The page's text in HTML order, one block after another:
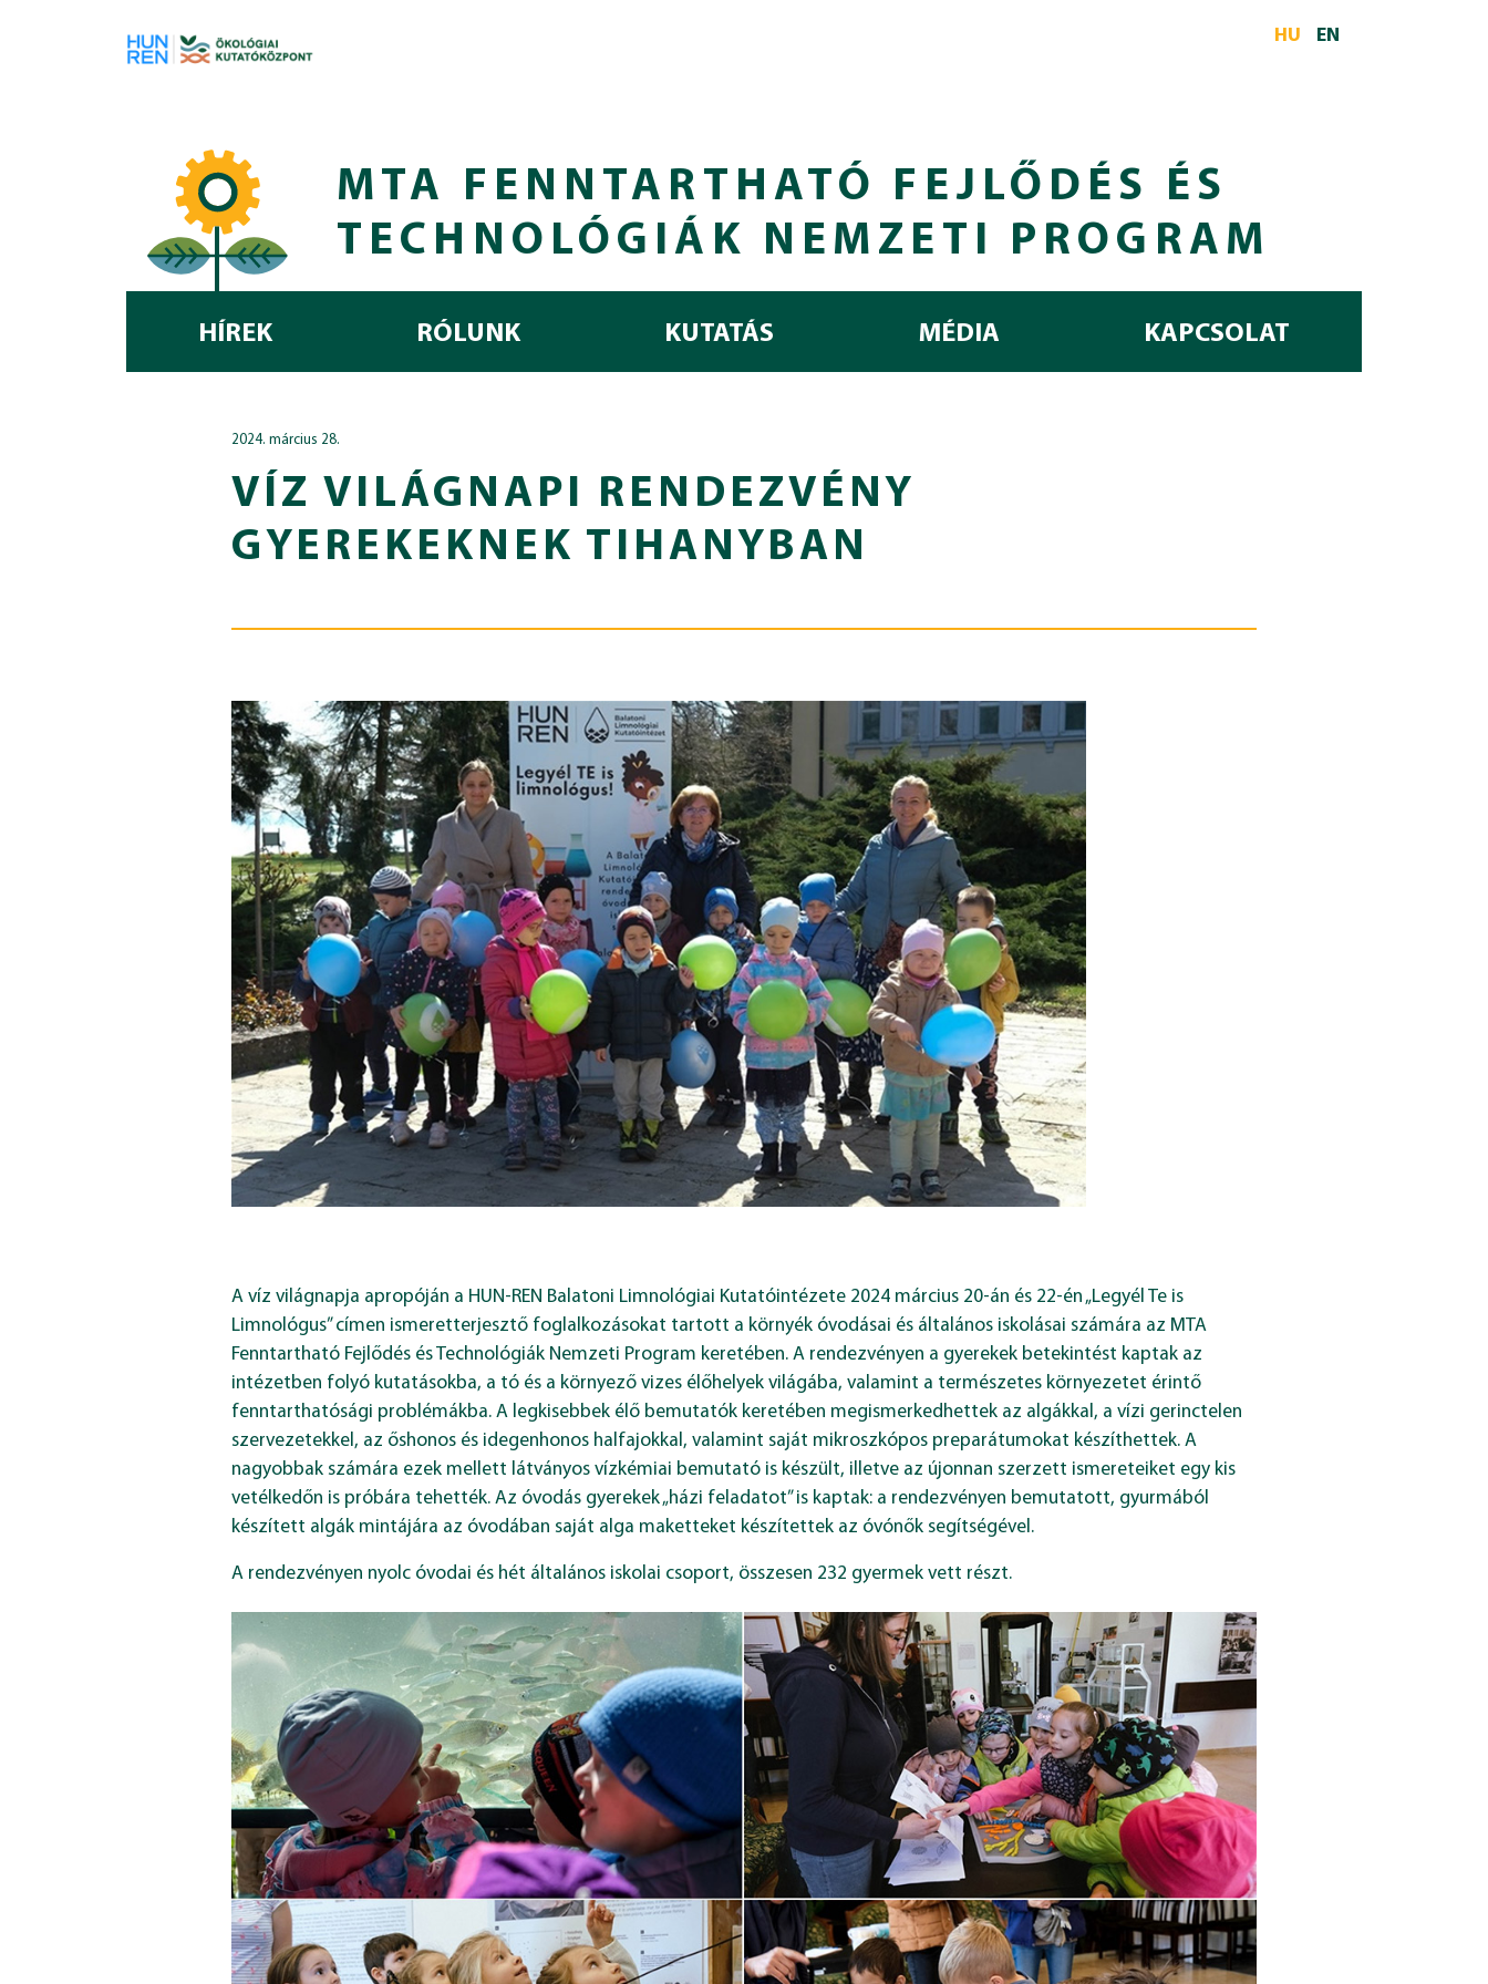
HU
EN
MTA FENNTARTHATÓ FEJLŐDÉS ÉS
TECHNOLÓGIÁK NEMZETI PROGRAM
HÍREK RÓLUNK KUTATÁS MÉDIA KAPCSOLAT
2024. március 28.
VÍZ VILÁGNAPI RENDEZVÉNY
GYEREKEKNEK TIHANYBAN
A víz világnapja apropóján a HUN-REN Balatoni Limnológiai Kutatóintézete 2024 március 20-án és 22-én „Legyél Te is
Limnológus” címen ismeretterjesztő foglalkozásokat tartott a környék óvodásai és általános iskolásai számára az MTA
Fenntartható Fejlődés és Technológiák Nemzeti Program keretében. A rendezvényen a gyerekek betekintést kaptak az
intézetben folyó kutatásokba, a tó és a környező vizes élőhelyek világába, valamint a természetes környezetet érintő
fenntarthatósági problémákba. A legkisebbek élő bemutatók keretében megismerkedhettek az algákkal, a vízi gerinctelen
szervezetekkel, az őshonos és idegenhonos halfajokkal, valamint saját mikroszkópos preparátumokat készíthettek. A
nagyobbak számára ezek mellett látványos vízkémiai bemutató is készült, illetve az újonnan szerzett ismereteiket egy kis
vetélkedőn is próbára tehették. Az óvodás gyerekek „házi feladatot” is kaptak: a rendezvényen bemutatott, gyurmából
készített algák mintájára az óvodában saját alga maketteket készítettek az óvónők segítségével.
A rendezvényen nyolc óvodai és hét általános iskolai csoport, összesen 232 gyermek vett részt.